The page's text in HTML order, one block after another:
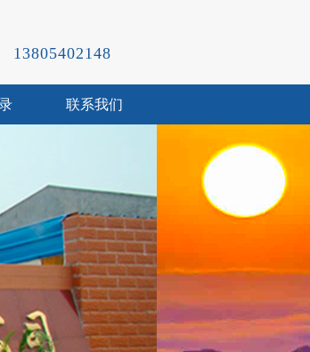
联系我们